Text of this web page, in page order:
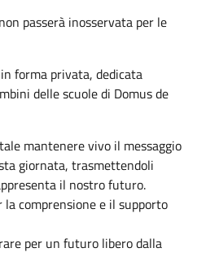
passerà inosservata per le
forma privata, dedicata
delle scuole di Domus de
mantenere vivo il messaggio
giornata, trasmettendoli
il nostro futuro.
comprensione e il supporto
per un futuro libero dalla